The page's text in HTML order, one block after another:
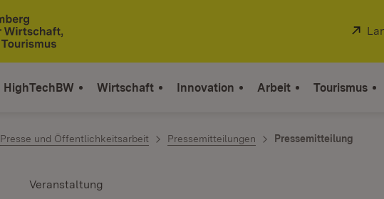
HighTechBW Wirtschaft Innovation Arbeit Tourismus
Presse und Öffentlichkeitsarbeit Pressemitteilungen Pressemitteilung
Veranstaltung